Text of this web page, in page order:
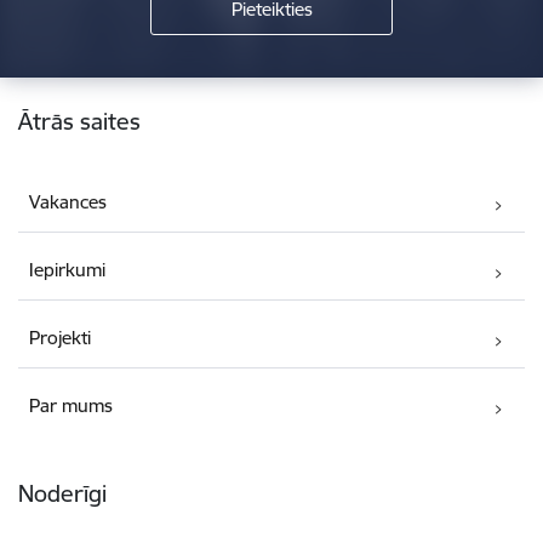
Kājene
Ātrās saites
Vakances
Iepirkumi
Projekti
Par mums
Noderīgi